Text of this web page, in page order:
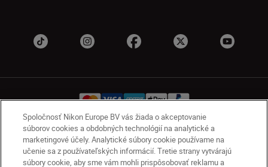
SK Nikon Sites
Kontakt Oznámenie o ochrane osobných údajov
Spoločnosť Nikon Europe BV vás žiada o akceptovanie
súborov cookies a obdobných technológií na analytické a
marketingové účely. Analytické súbory cookie používame na
učenie sa z používateľských informácií. Tretie strany vytvárajú
súbory cookie, aby sme vám mohli prispôsobovať reklamu a